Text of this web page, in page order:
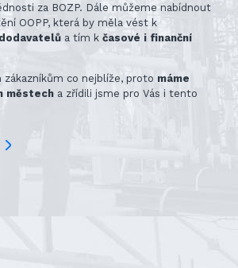
za BOZP. Dále můžeme nabídnout
OOPP, která by měla vést k
a tím kčasové i finanční
co nejblíže, proto máme
městech a zřídili jsme pro Vás i tento